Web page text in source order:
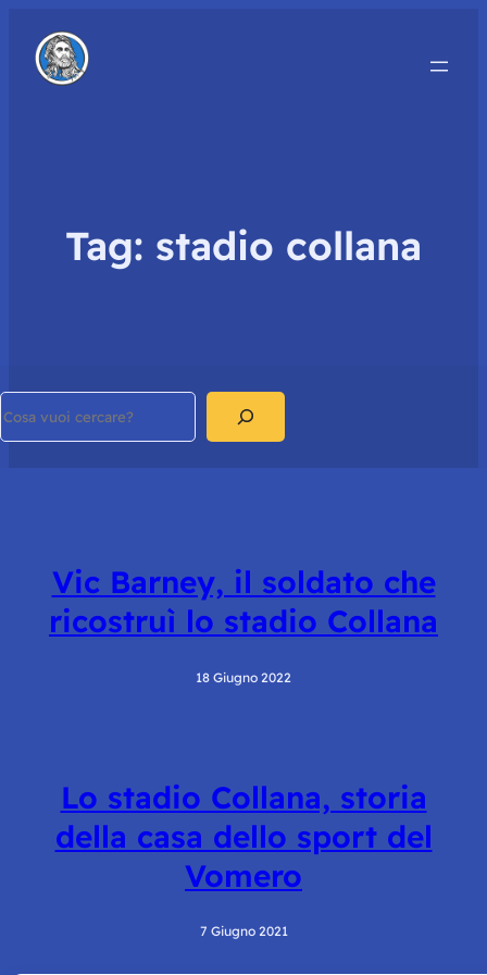
Tag: stadio collana
Vic Barney, il soldato che
ricostruì lo stadio Collana
18 Giugno 2022
Lo stadio Collana, storia
della casa dello sport del
Vomero
7 Giugno 2021